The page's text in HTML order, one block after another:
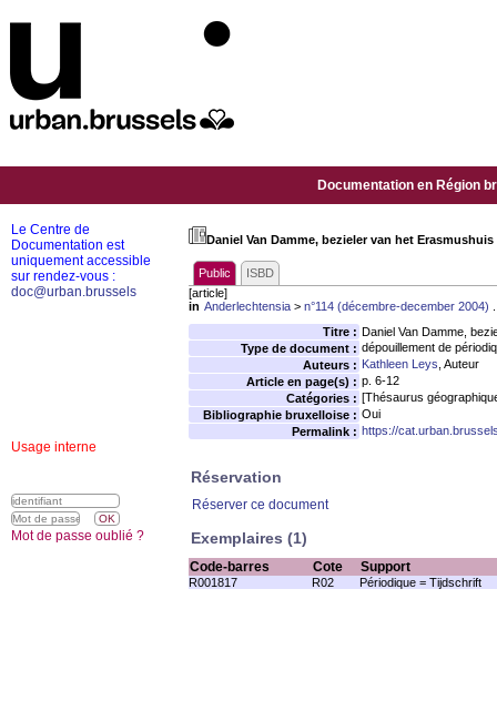
Documentation en Région
Daniel Van Damme, bezieler van het Erasmushuis
Public
ISBD
[article]
in Anderlechtensia > n°114 (décembre-december 2004)
Titre : Daniel Van Damme,
Type de document : dépouillement de
Auteurs : Kathleen Leys , Auteur
Article en page(s) : p. 6-12
Catégories : [Thésaurus
Bibliographie bruxelloise : Oui
Permalink : https://
Réservation
Réserver ce document
Exemplaires (1)
Code-barres Cote Support
R001817 R02 Périodique = Tijdschrift
Le Centre de
Documentation est
uniquement accessible
sur rendez-vous :
doc@urban.brussels
Usage interne
Mot de passe oublié ?